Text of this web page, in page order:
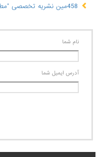
458مین نشریه تخصصی "مطالعات شرق"
نام شما
آدرس ايميل شما